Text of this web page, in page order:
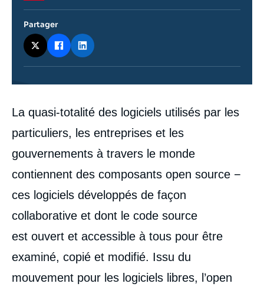
Contenu
intervention
médiatique
La quasi-totalité des logiciels utilisés par les
particuliers, les entreprises et les
gouvernements à travers le monde
contiennent des composants open source −
ces logiciels développés de façon
collaborative et dont le code source
est ouvert et accessible à tous pour être
examiné, copié et modifié. Issu du
mouvement pour les logiciels libres, l’open
Partager